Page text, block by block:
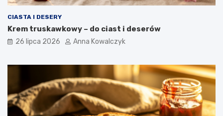
CIASTA I DESERY
Krem truskawkowy – do ciast i deserów
26 lipca 2026 Anna Kowalczyk